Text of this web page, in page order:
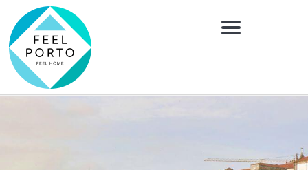
Menu